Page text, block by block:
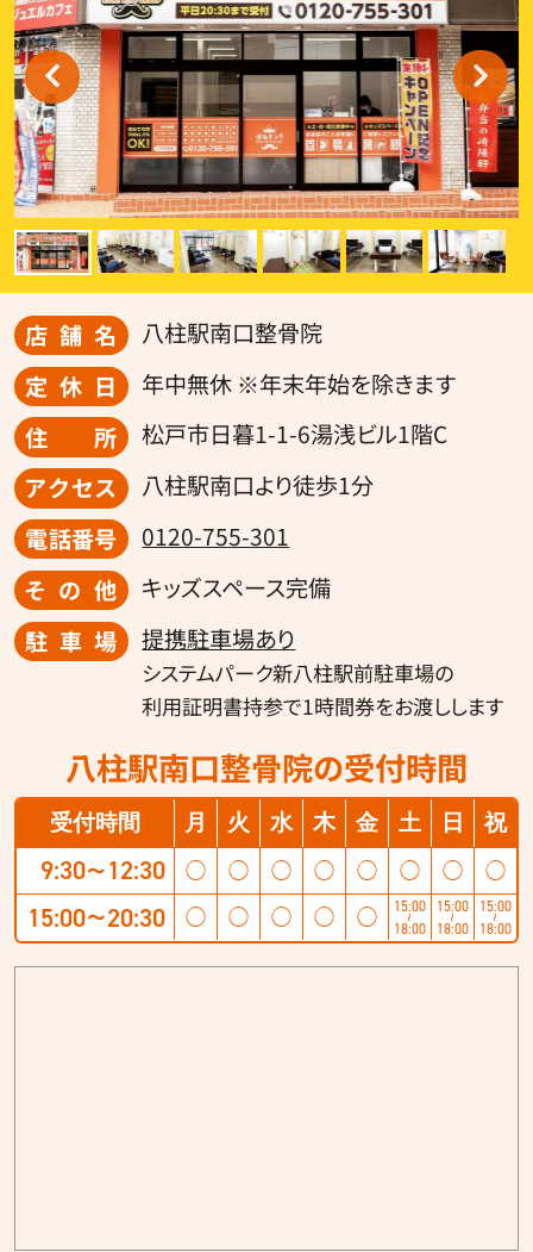
店舗名
八柱駅南口整骨院
定休日
年中無休 ※年末年始を除きます
住所
松戸市日暮1-1-6湯浅ビル1階C
アクセス
八柱駅南口より徒歩1分
電話番号
0120-755-301
その他
キッズスペース完備
駐車場
提携駐車場あり
システムパーク新八柱駅前駐車場の
利用証明書持参で1時間券をお渡しします
八柱駅南口整骨院の受付時間
受付時間 月 火 水 木 金 土 日 祝
9:30〜 12:30 ◯ ◯ ◯ ◯ ◯ ◯ ◯ ◯
15:00〜20:30 ◯ ◯ ◯ ◯ ◯ 15:00
〜
18:00
15:00
〜
18:00
15:00
〜
18:00